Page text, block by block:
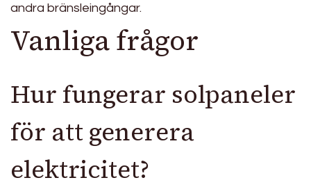
andra bränsleingångar.
Vanliga frågor
Hur fungerar solpaneler
för att generera
elektricitet?